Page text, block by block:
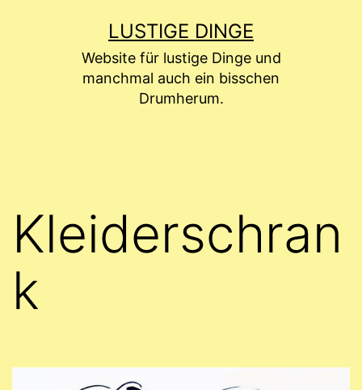
LUSTIGE DINGE
Website für lustige Dinge und
manchmal auch ein bisschen
Drumherum.
Kleiderschran
k